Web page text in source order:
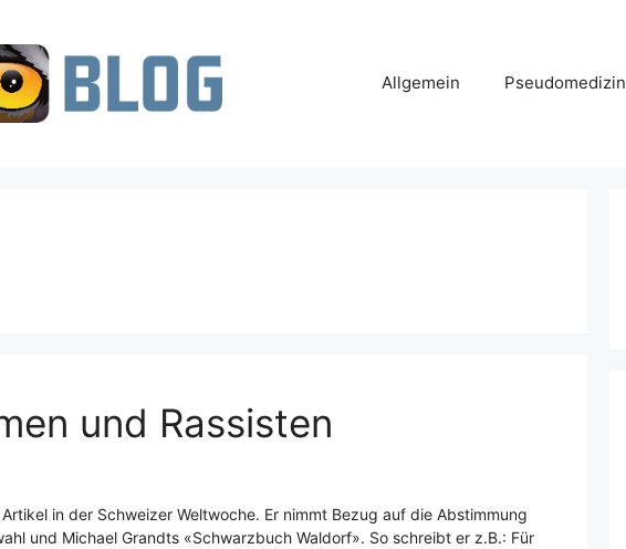
Allgemein Pseudomedizin
und Rassisten
in der Schweizer Weltwoche. Er nimmt Bezug auf die Abstimmung
und Michael Grandts «Schwarzbuch Waldorf». So schreibt er z.B.: Für